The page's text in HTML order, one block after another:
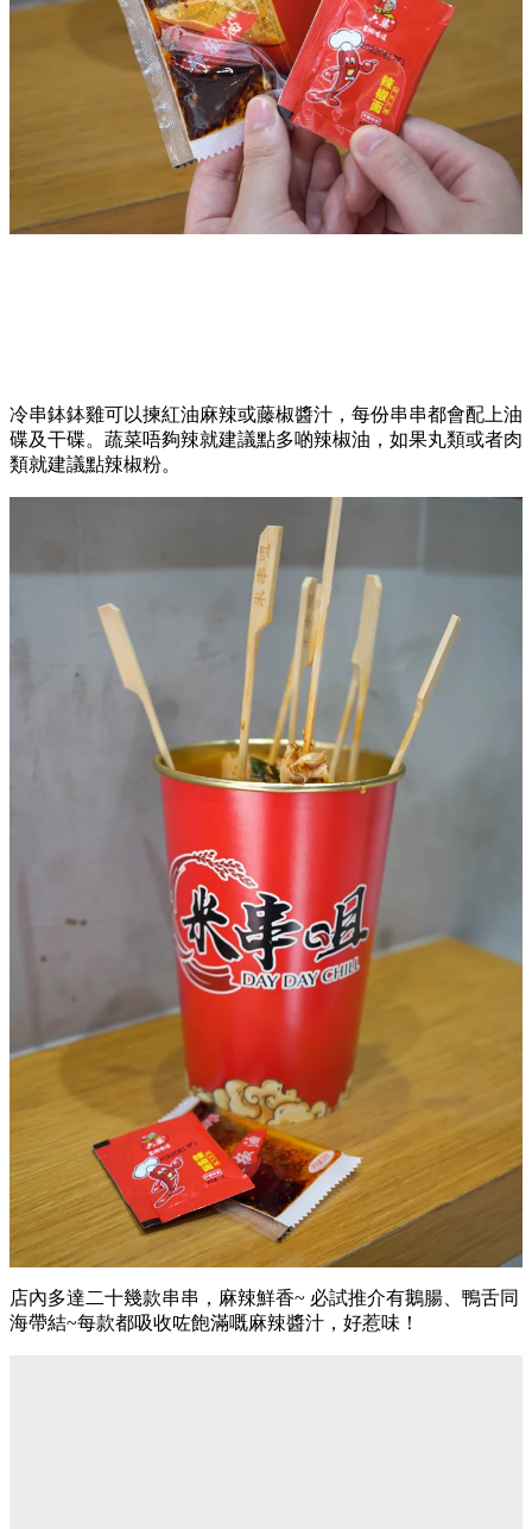
冷串鉢鉢雞可以揀紅油麻辣或藤椒醬汁，每份串串都會配上油
碟及干碟。蔬菜唔夠辣就建議點多啲辣椒油，如果丸類或者肉
類就建議點辣椒粉。
店內多達二十幾款串串，麻辣鮮香~ 必試推介有鵝腸、鴨舌同
海帶結~每款都吸收咗飽滿嘅麻辣醬汁，好惹味！